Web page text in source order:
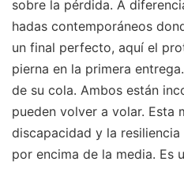
sobre la pérdida. A
hadas contemporáneos
un final perfecto, aquí el
pierna en la primera
de su cola. Ambos están
pueden volver a volar. Esta
discapacidad y la
por encima de la media. Es